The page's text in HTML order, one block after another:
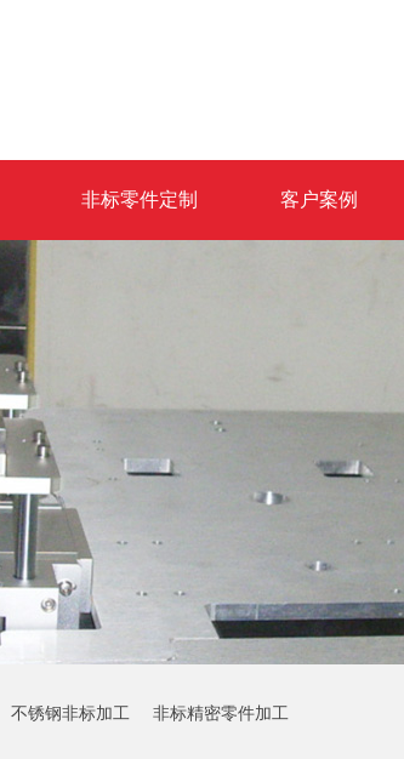
非标零件定制 客户案例
不锈钢非标加工 非标精密零件加工